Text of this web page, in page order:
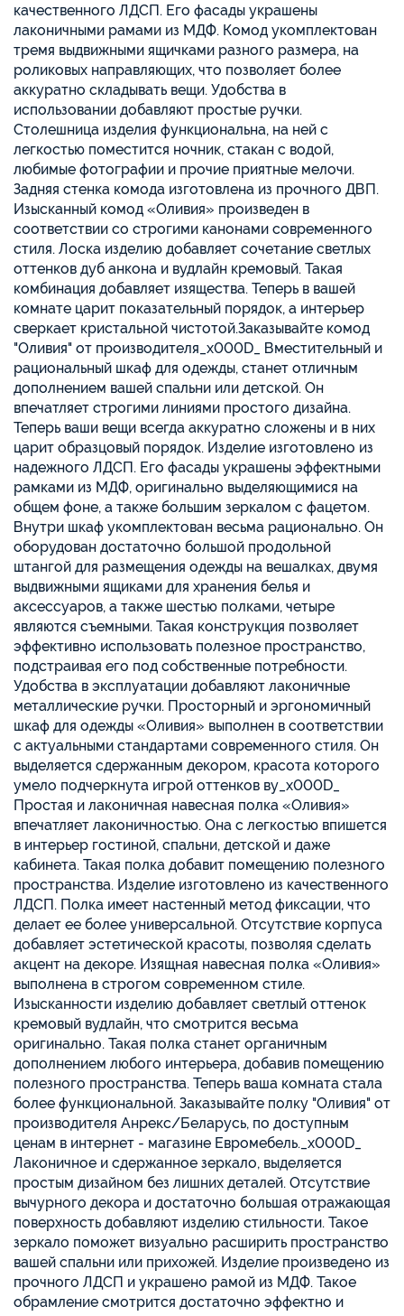
качественного ЛДСП. Его фасады украшены
лаконичными рамами из МДФ. Комод укомплектован
тремя выдвижными ящичками разного размера, на
роликовых направляющих, что позволяет более
аккуратно складывать вещи. Удобства в
использовании добавляют простые ручки.
Столешница изделия функциональна, на ней с
легкостью поместится ночник, стакан с водой,
любимые фотографии и прочие приятные мелочи.
Задняя стенка комода изготовлена из прочного ДВП.
Изысканный комод «Оливия» произведен в
соответствии со строгими канонами современного
стиля. Лоска изделию добавляет сочетание светлых
оттенков дуб анкона и вудлайн кремовый. Такая
комбинация добавляет изящества. Теперь в вашей
комнате царит показательный порядок, а интерьер
сверкает кристальной чистотой.Заказывайте комод
"Оливия" от производителя_x000D_ Вместительный и
рациональный шкаф для одежды, станет отличным
дополнением вашей спальни или детской. Он
впечатляет строгими линиями простого дизайна.
Теперь ваши вещи всегда аккуратно сложены и в них
царит образцовый порядок. Изделие изготовлено из
надежного ЛДСП. Его фасады украшены эффектными
рамками из МДФ, оригинально выделяющимися на
общем фоне, а также большим зеркалом с фацетом.
Внутри шкаф укомплектован весьма рационально. Он
оборудован достаточно большой продольной
штангой для размещения одежды на вешалках, двумя
выдвижными ящиками для хранения белья и
аксессуаров, а также шестью полками, четыре
являются съемными. Такая конструкция позволяет
эффективно использовать полезное пространство,
подстраивая его под собственные потребности.
Удобства в эксплуатации добавляют лаконичные
металлические ручки. Просторный и эргономичный
шкаф для одежды «Оливия» выполнен в соответствии
с актуальными стандартами современного стиля. Он
выделяется сдержанным декором, красота которого
умело подчеркнута игрой оттенков ву_x000D_
Простая и лаконичная навесная полка «Оливия»
впечатляет лаконичностью. Она с легкостью впишется
в интерьер гостиной, спальни, детской и даже
кабинета. Такая полка добавит помещению полезного
пространства. Изделие изготовлено из качественного
ЛДСП. Полка имеет настенный метод фиксации, что
делает ее более универсальной. Отсутствие корпуса
добавляет эстетической красоты, позволяя сделать
акцент на декоре. Изящная навесная полка «Оливия»
выполнена в строгом современном стиле.
Изысканности изделию добавляет светлый оттенок
кремовый вудлайн, что смотрится весьма
оригинально. Такая полка станет органичным
дополнением любого интерьера, добавив помещению
полезного пространства. Теперь ваша комната стала
более функциональной. Заказывайте полку "Оливия" от
производителя Анрекс/Беларусь, по доступным
ценам в интернет - магазине Евромебель._x000D_
Лаконичное и сдержанное зеркало, выделяется
простым дизайном без лишних деталей. Отсутствие
вычурного декора и достаточно большая отражающая
поверхность добавляют изделию стильности. Такое
зеркало поможет визуально расширить пространство
вашей спальни или прихожей. Изделие произведено из
прочного ЛДСП и украшено рамой из МДФ. Такое
обрамление смотрится достаточно эффектно и